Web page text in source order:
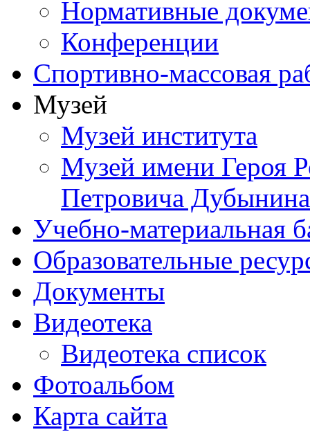
Нормативные
Конференции
Спортивно-массовая
Музей
Музей института
Музей имени Героя
Петровича Дубынина
Учебно-материальная
Образовательные
Документы
Видеотека
Видеотека список
Фотоальбом
Карта сайта